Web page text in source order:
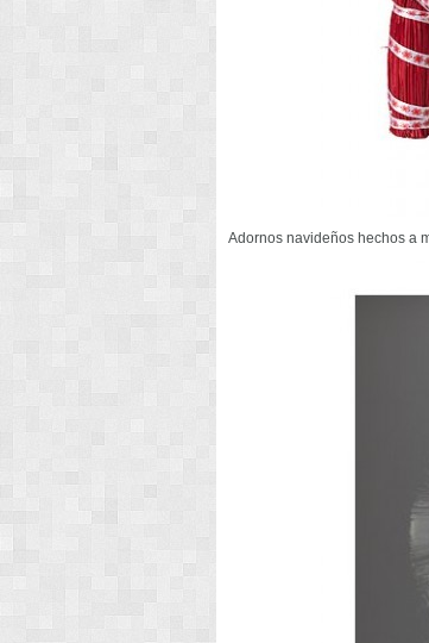
Adornos navideños hechos a